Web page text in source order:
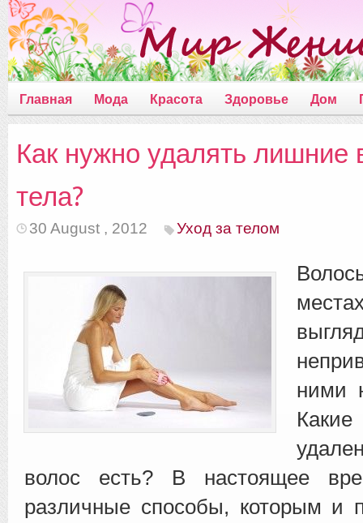
Главная Мода Красота Здоровье Дом
Как нужно удалять лишние
тела?
30 August , 2012 Уход за телом
ними
волос есть? В настоящее
различные способы, которым и